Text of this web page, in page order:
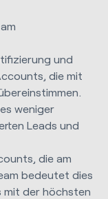
und
die mit
weniger
Leads und
die am
bedeutet dies
mit der höchsten